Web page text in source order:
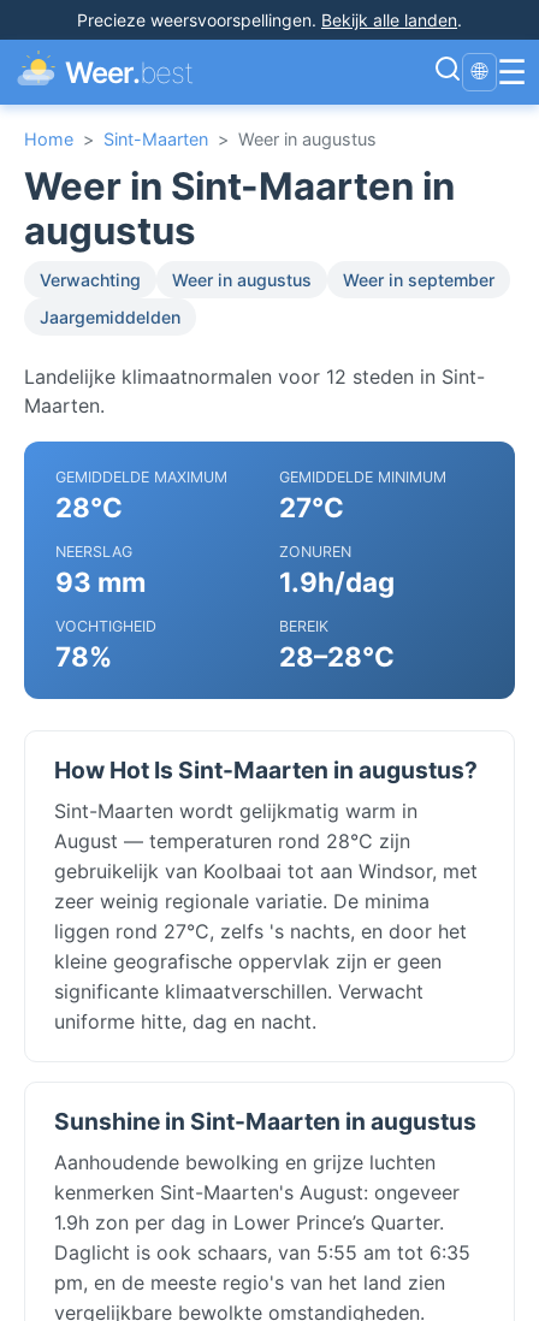
Precieze weersvoorspellingen. Bekijk alle landen.
Weer.best 🌐 ☰
Home > Sint-Maarten > Weer in augustus
Weer in Sint-Maarten in
augustus
Verwachting Weer in augustus
Weer in september
Jaargemiddelden
Landelijke klimaatnormalen voor 12 steden in Sint-
Maarten.
GEMIDDELDE MAXIMUM
28°C
GEMIDDELDE MINIMUM
27°C
NEERSLAG
93 mm
ZONUREN
1.9h/dag
VOCHTIGHEID
78%
BEREIK
28–28°C
How Hot Is Sint-Maarten in augustus?
Sint-Maarten wordt gelijkmatig warm in
August — temperaturen rond 28°C zijn
gebruikelijk van Koolbaai tot aan Windsor, met
zeer weinig regionale variatie. De minima
liggen rond 27°C, zelfs 's nachts, en door het
kleine geografische oppervlak zijn er geen
significante klimaatverschillen. Verwacht
uniforme hitte, dag en nacht.
Sunshine in Sint-Maarten in augustus
Aanhoudende bewolking en grijze luchten
kenmerken Sint-Maarten's August: ongeveer
1.9h zon per dag in Lower Prince’s Quarter.
Daglicht is ook schaars, van 5:55 am tot 6:35
pm, en de meeste regio's van het land zien
vergelijkbare bewolkte omstandigheden.